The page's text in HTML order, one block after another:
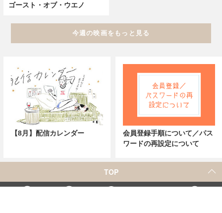
ゴースト・オブ・ウエノ
今週の映画をもっと見る
【8月】配信カレンダー
会員登録手順について／パス
ワードの再設定について
TOP